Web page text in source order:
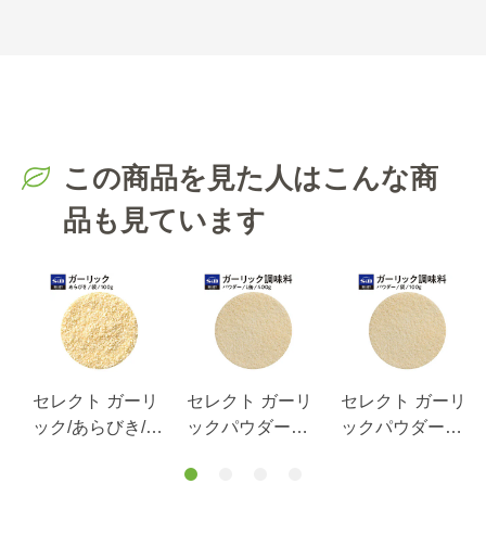
この商品を見た人はこんな商
品も見ています
セレクト ガーリ
ック/あらびき/袋
セレクト ガーリ
ックパウダー＜
料＞/L缶400g
セレクト ガーリ
ックパウダー＜